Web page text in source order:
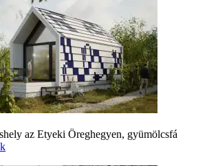
az Etyeki Öreghegyen, gyümölcsfá